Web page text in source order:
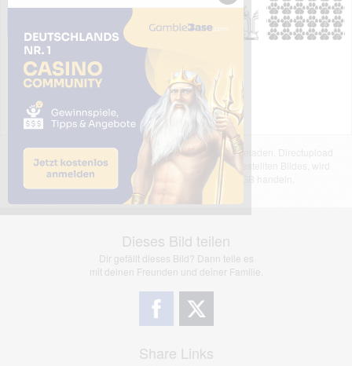
Das dargestellte Bild wurde von einem Nutzer hochgeladen. Directupload
übernimmt keinerlei Haftung für den Inhalt des dargestellten Bildes, wird
jedoch bei Verstößen nach §2(3) unserer AGB handeln.
Dieses Bild teilen
Dir gefällt dieses Bild? Dann teile es
mit deinen Freunden und deiner Familie.
Share Links